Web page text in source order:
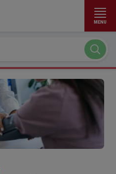
MENU